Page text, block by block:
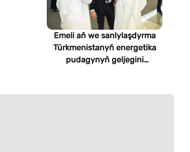
Emeli aň we sanlylaşdyrma
Türkmenistanyň energetika
pudagynyň geljegini